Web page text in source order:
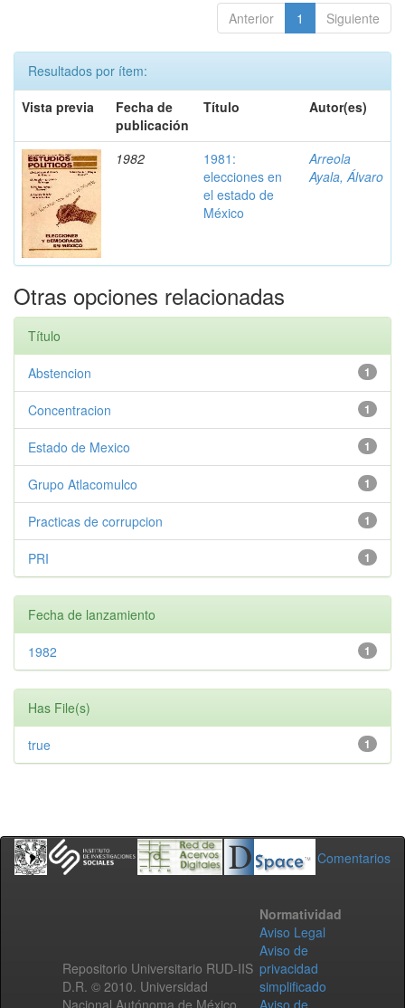
Anterior 1 Siguiente
Resultados por ítem:
Vista previa
Fecha de
publicación
Título Autor(es)
1982
1981:
elecciones en
el estado de
México
Arreola
Ayala, Álvaro
Otras opciones relacionadas
Título
1
Abstencion
1
Concentracion
1
Estado de Mexico
1
Grupo Atlacomulco
1
Practicas de corrupcion
1
PRI
Fecha de lanzamiento
1
1982
Has File(s)
1
true
Comentarios
Repositorio Universitario RUD-IIS
D.R. © 2010. Universidad
Nacional Autónoma de México.
Normatividad
Aviso Legal
Aviso de
privacidad
simplificado
Aviso de